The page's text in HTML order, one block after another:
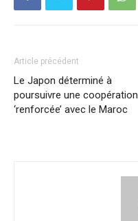
Article précédent
Le Japon déterminé à
poursuivre une coopération
‘renforcée’ avec le Maroc